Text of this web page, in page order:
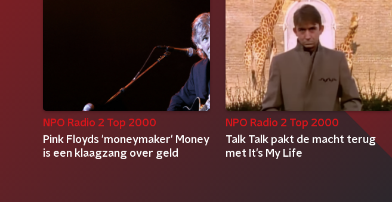
NPO Radio 2 Top 2000
Pink Floyds 'moneymaker' Money
is een klaagzang over geld
NPO Radio 2 Top 2000
Talk Talk pakt de macht terug
met It's My Life